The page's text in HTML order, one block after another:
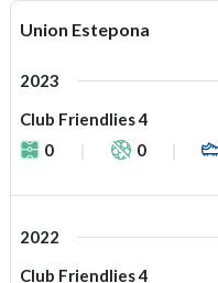
Union Estepona
2023
Club Friendlies 4
0
0
2022
Club Friendlies 4